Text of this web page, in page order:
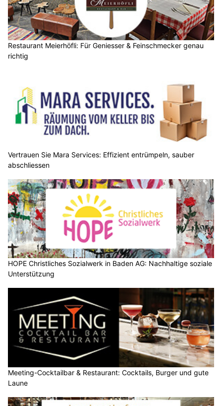
Restaurant Meierhöfli: Für Geniesser & Feinschmecker genau
richtig
Vertrauen Sie Mara Services: Effizient entrümpeln, sauber
abschliessen
HOPE Christliches Sozialwerk in Baden AG: Nachhaltige soziale
Unterstützung
Meeting-Cocktailbar & Restaurant: Cocktails, Burger und gute
Laune